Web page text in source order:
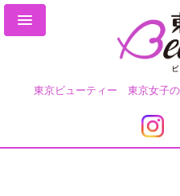
東京ビューティー 東京女子